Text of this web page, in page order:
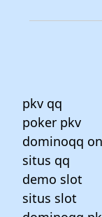
pkv qq
poker pkv
dominoqq
situs qq
demo slot
situs slot